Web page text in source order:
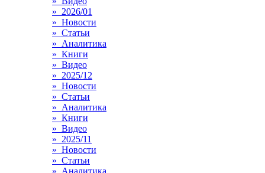
» 2026/01
» Новости
» Статьи
» Аналитика
» Книги
» Видео
» 2025/12
» Новости
» Статьи
» Аналитика
» Книги
» Видео
» 2025/11
» Новости
» Статьи
» Аналитика